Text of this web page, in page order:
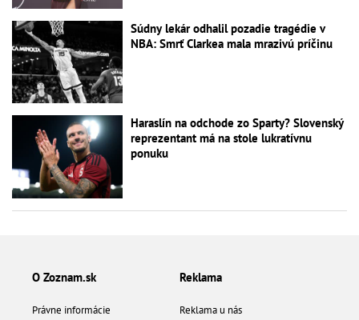
Súdny lekár odhalil pozadie tragédie v
NBA: Smrť Clarkea mala mrazivú príčinu
Haraslín na odchode zo Sparty? Slovenský
reprezentant má na stole lukratívnu
ponuku
O Zoznam.sk
Právne informácie
Reklama
Reklama u nás